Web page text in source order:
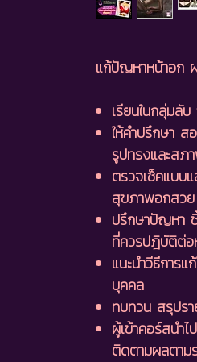
แก้ปัญหาหน้าอก
เรียนในกลุ่มลั
ให้คำปรึกษา ส
รูปทรงและสภ
ตรวจเช็คแบบแ
สุขภาพอกสวย
ปรึกษาปัญหา
ที่ควรปฎิบัติต่อ
แนะนำวีธีการ
บุคคล
ทบทวน สรุปร
ผู้เข้าคอร์สนำ
ติดตามผลตาม